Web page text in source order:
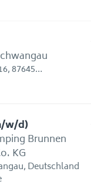
87645
w/d)
Brunnen
KG
Deutschland